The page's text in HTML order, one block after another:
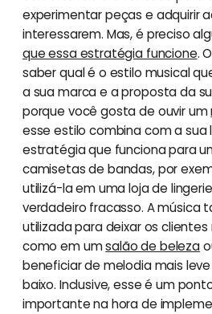
experimentar peças e adquirir
interessarem. Mas, é preciso
que essa estratégia funcione.
saber qual é o estilo musical
a sua marca e a proposta da
porque você gosta de ouvir um
esse estilo combina com a sua
estratégia que funciona para
camisetas de bandas, por
utilizá-la em uma loja de
verdadeiro fracasso. A música
utilizada para deixar os clientes
como em umsalão de beleza
beneficiar de melodia mais
baixo. Inclusive, esse é um
importante na hora de